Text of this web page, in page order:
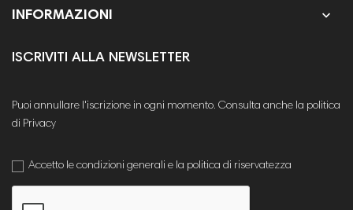
INFORMAZIONI 
ISCRIVITI ALLA NEWSLETTER
Puoi annullare l'iscrizione in ogni momento. Consulta anche la politica
di Privacy
Accetto le condizioni generali e la politica di riservatezza